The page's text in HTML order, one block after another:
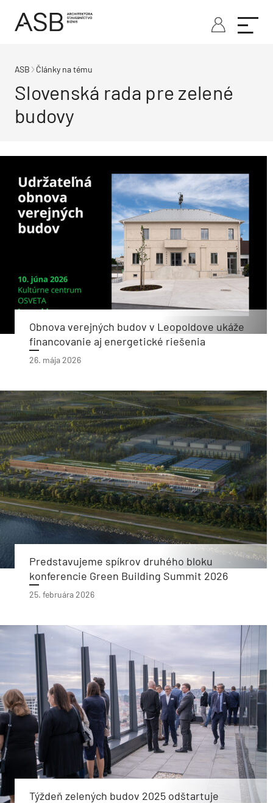
ASB Články na tému
Slovenská rada pre zelené
budovy
Obnova verejných budov v Leopoldove ukáže
financovanie aj energetické riešenia
26. mája 2026
Predstavujeme spíkrov druhého bloku
konferencie Green Building Summit 2026
25. februára 2026
Týždeň zelených budov 2025 odštartuje